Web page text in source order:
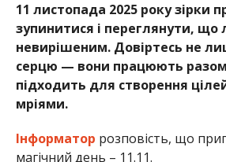
11 листопада 2025 року зірки
зупинитися і переглянути,
невирішеним. Довіртесь не
серцю — вони працюють
підходить для створення
мріями.
Інформатор розповість, що
магічний день – 11.11.